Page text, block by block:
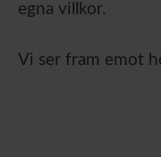
egna villkor.
Vi ser fram emot